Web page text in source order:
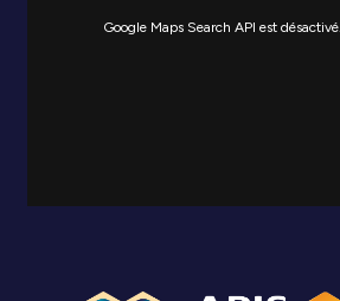
Google Maps Search API est désactivé.